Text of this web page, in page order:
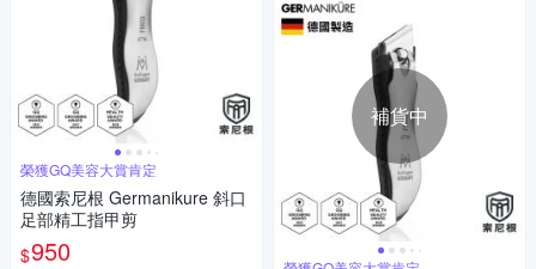
榮獲GQ美容大賞肯定
德國索尼根 Germanikure 斜口
足部精工指甲剪
$950
補貨中